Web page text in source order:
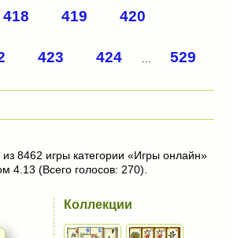
418 419 420
423 424 529
8462 игры категории «Игры онлайн»
4.13 (Всего голосов: 270).
Коллекции